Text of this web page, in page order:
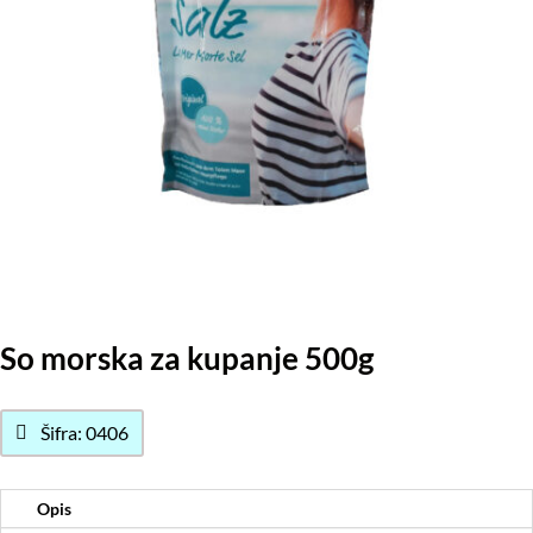
So morska za kupanje 500g
Šifra: 0406
Opis